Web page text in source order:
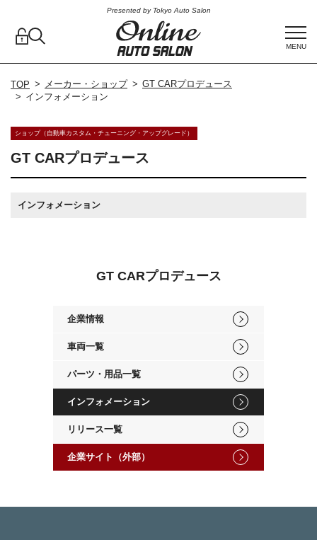
Presented by Tokyo Auto Salon
MENU
TOP メーカー・ショップ
GT CARプロデュース
インフォメーション
ショップ（自動車カスタム・チューニング・アップグレード）
GT CARプロデュース
インフォメーション
GT CARプロデュース
企業情報
車両一覧
パーツ・用品一覧
インフォメーション
リリース一覧
企業サイト（外部）